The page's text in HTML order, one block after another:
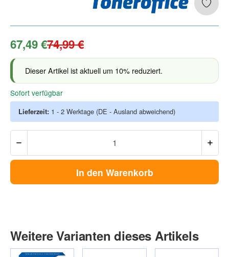
67,49 €74,99 €
Dieser Artikel ist aktuell um 10% reduziert.
Sofort verfügbar
Lieferzeit: 1 - 2 Werktage (DE - Ausland abweichend)
In den Warenkorb
Weitere Varianten dieses Artikels